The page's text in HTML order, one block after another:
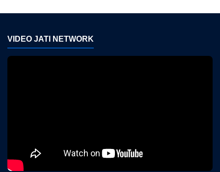
VIDEO JATI NETWORK